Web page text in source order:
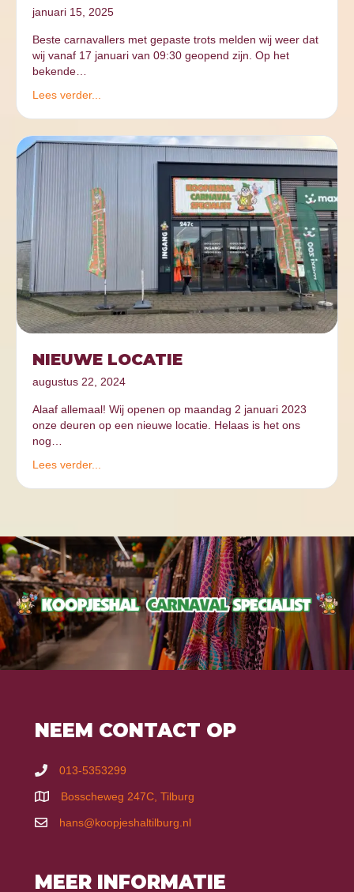
januari 15, 2025
Beste carnavallers met gepaste trots melden wij weer dat
wij vanaf 17 januari van 09:30 geopend zijn. Op het
bekende…
Lees verder...
NIEUWE LOCATIE
augustus 22, 2024
Alaaf allemaal! Wij openen op maandag 2 januari 2023
onze deuren op een nieuwe locatie. Helaas is het ons
nog…
Lees verder...
NEEM CONTACT OP
013-5353299
Bosscheweg 247C, Tilburg
hans@koopjeshaltilburg.nl
MEER INFORMATIE